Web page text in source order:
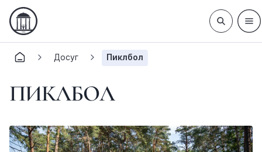
Досуг Пиклбол
ПИКЛБОЛ